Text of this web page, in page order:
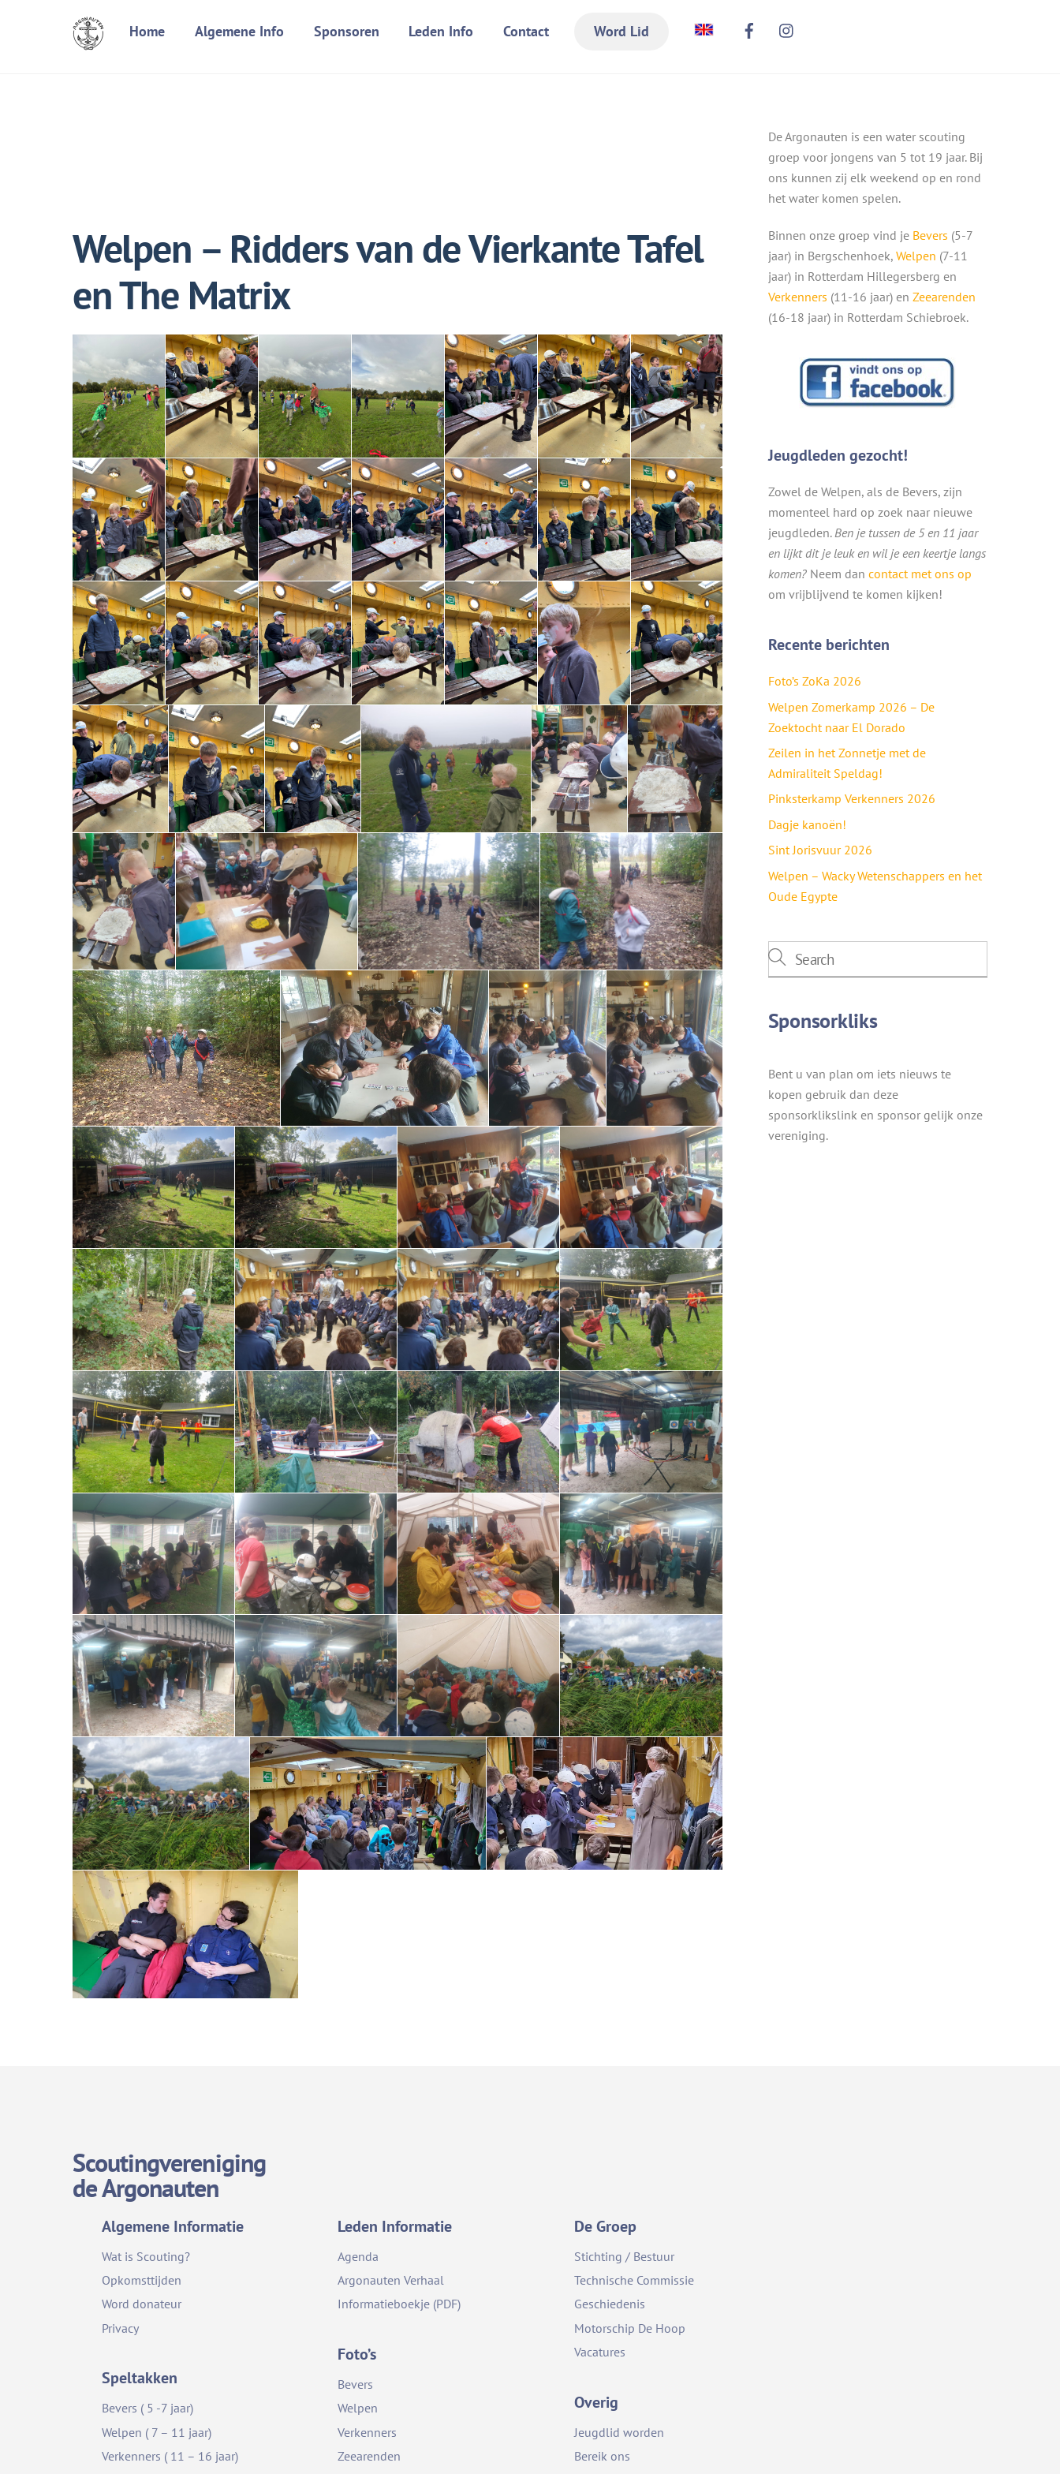
Home Algemene Info Sponsoren Leden Info Contact Word Lid
Welpen – Ridders van de Vierkante Tafel
en The Matrix
De Argonauten is een water scouting
groep voor jongens van 5 tot 19 jaar. Bij
ons kunnen zij elk weekend op en rond
het water komen spelen.
Binnen onze groep vind je Bevers (5-7
jaar) in Bergschenhoek, Welpen (7-11
jaar) in Rotterdam Hillegersberg en
Verkenners (11-16 jaar) en Zeearenden
(16-18 jaar) in Rotterdam Schiebroek.
Jeugdleden gezocht!
Zowel de Welpen, als de Bevers, zijn
momenteel hard op zoek naar nieuwe
jeugdleden. Ben je tussen de 5 en 11 jaar
en lijkt dit je leuk en wil je een keertje langs
komen?Neem dan contact met ons op
om vrijblijvend te komen kijken!
Recente berichten
Foto’s ZoKa 2026
Welpen Zomerkamp 2026 – De
Zoektocht naar El Dorado
Zeilen in het Zonnetje met de
Admiraliteit Speldag!
Pinksterkamp Verkenners 2026
Dagje kanoën!
Sint Jorisvuur 2026
Welpen – Wacky Wetenschappers en het
Oude Egypte
Sponsorkliks
Bent u van plan om iets nieuws te
kopen gebruik dan deze
sponsorklikslink en sponsor gelijk onze
vereniging.
Scoutingvereniging
de Argonauten
Algemene Informatie
Wat is Scouting?
Opkomsttijden
Word donateur
Privacy
Speltakken
Bevers ( 5 -7 jaar)
Welpen ( 7 – 11 jaar)
Verkenners ( 11 – 16 jaar)
Leden Informatie
Agenda
Argonauten Verhaal
Informatieboekje (PDF)
Foto’s
Bevers
Welpen
Verkenners
Zeearenden
De Groep
Stichting / Bestuur
Technische Commissie
Geschiedenis
Motorschip De Hoop
Vacatures
Overig
Jeugdlid worden
Bereik ons